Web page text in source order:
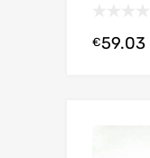
€59.03